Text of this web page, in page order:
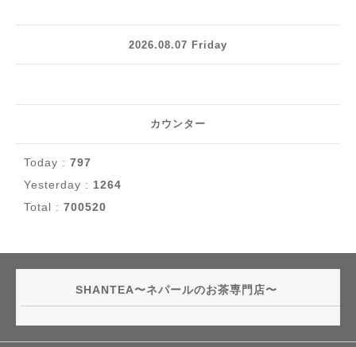
2026.08.07 Friday
カウンター
Today : 797
Yesterday : 1264
Total : 700520
SHANTEA〜ネパールのお茶専門店〜